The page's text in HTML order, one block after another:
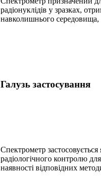
радіонуклідів у зразках,
навколишнього середовища,
Галузь застосування
Спектрометр застосовується
радіологічного контролю
наявності відповідних